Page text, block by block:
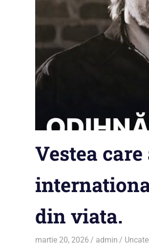
Vestea
din viata.
martie 20, 2026 admin